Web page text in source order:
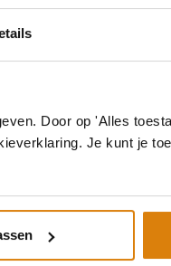
Door op 'Alles
Je kunt je
heeft dat inmiddels
over de prijs hebt
voor
ons niet geleerd